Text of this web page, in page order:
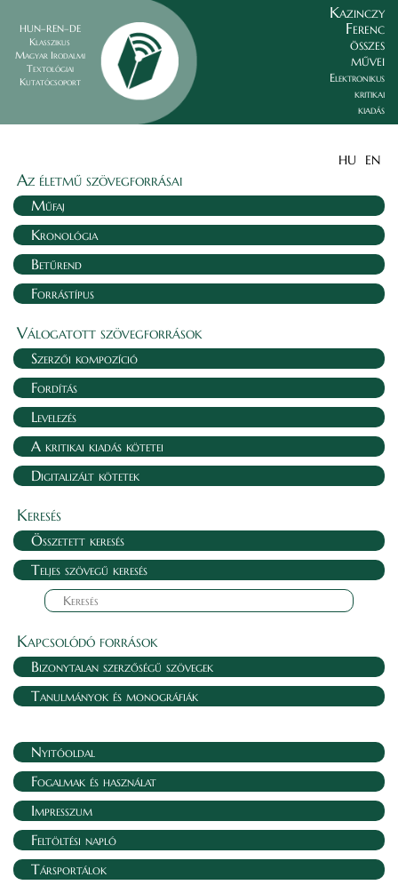
HUN–REN–DE
Klasszikus
Magyar Irodalmi
Textológiai
Kutatócsoport
Kazinczy
Ferenc
összes
művei
Elektronikus
kritikai
kiadás
HU EN
Az életmű szövegforrásai
Műfaj
Kronológia
Betűrend
Forrástípus
Válogatott szövegforrások
Szerzői kompozíció
Fordítás
Levelezés
A kritikai kiadás kötetei
Digitalizált kötetek
Keresés
Összetett keresés
Teljes szövegű keresés
Kapcsolódó források
Bizonytalan szerzőségű szövegek
Tanulmányok és monográfiák
Nyitóoldal
Fogalmak és használat
Impresszum
Feltöltési napló
Társportálok